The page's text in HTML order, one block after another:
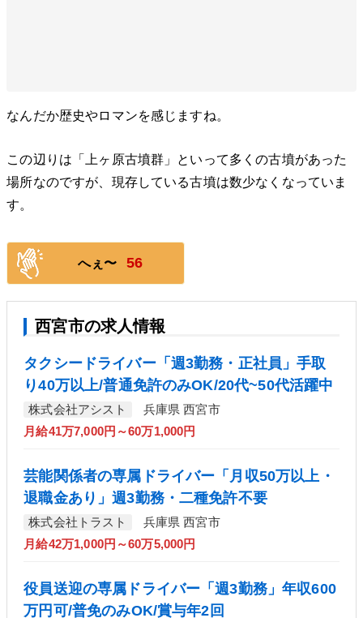
なんだか歴史やロマンを感じますね。
この辺りは「上ヶ原古墳群」といって多くの古墳があった
場所なのですが、現存している古墳は数少なくなっていま
す。
へぇ〜 56
西宮市の求人情報
タクシードライバー「週3勤務・正社員」手取
り40万以上/普通免許のみOK/20代~50代活躍中
株式会社アシスト
兵庫県 西宮市
月給41万7,000円～60万1,000円
芸能関係者の専属ドライバー「月収50万以上・
退職金あり」週3勤務・二種免許不要
株式会社トラスト
兵庫県 西宮市
月給42万1,000円～60万5,000円
役員送迎の専属ドライバー「週3勤務」年収600
万円可/普免のみOK/賞与年2回